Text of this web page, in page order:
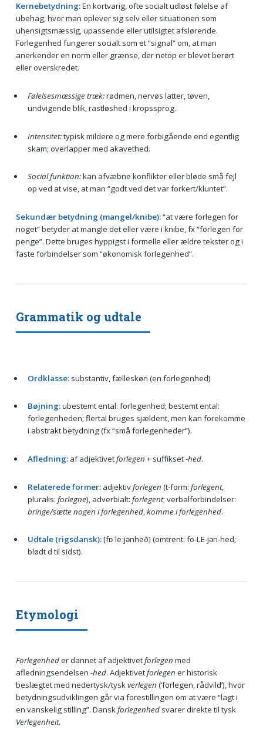
Kernebetydning:En kortvarig, ofte socialt udløst følelse af
ubehag, hvor man oplever sig selv eller situationen som
uhensigtsmæssig, upassende eller utilsigtet afslørende.
Forlegenhed fungerer socialt som et “signal” om, at man
anerkender en norm eller grænse, der netop er blevet berørt
eller overskredet.
Følelsesmæssige træk:rødmen, nervøs latter, tøven,
undvigende blik, rastløshed i kropssprog.
Intensitet:typisk mildere og mere forbigående end egentlig
skam; overlapper med akavethed.
Social funktion:kan afvæbne konflikter eller bløde små fejl
op ved at vise, at man “godt ved det var forkert/kluntet”.
Sekundær betydning (mangel/knibe):“at være forlegen for
noget” betyder at mangle det eller være i knibe, fx “forlegen for
penge”. Dette bruges hyppigst i formelle eller ældre tekster og i
faste forbindelser som “økonomisk forlegenhed”.
Grammatik og udtale
Ordklasse:substantiv, fælleskøn (en forlegenhed)
Bøjning:ubestemt ental: forlegenhed; bestemt ental:
forlegenheden; flertal bruges sjældent, men kan forekomme
i abstrakt betydning (fx “små forlegenheder”).
Afledning:af adjektivetforlegen + suffikset-hed.
Relaterede former:adjektivforlegen (t-form: forlegent,
pluralis: forlegne), adverbialt: forlegent; verbalforbindelser:
bringe/sætte nogen i forlegenhed, komme i forlegenhed.
Udtale (rigsdansk):[fɒˈleːjənheð] (omtrent: fo-LE-jən-hed;
blødt d til sidst).
Etymologi
Forlegenheder dannet af adjektivetforlegen med
afledningsendelsen -hed. Adjektivetforlegen er historisk
beslægtet med nedertysk/tyskverlegen (‘forlegen, rådvild’), hvor
betydningsudviklingen går via forestillingen om at være “lagt i
en vanskelig stilling”. Danskforlegenhedsvarer direkte til tysk
Verlegenheit.